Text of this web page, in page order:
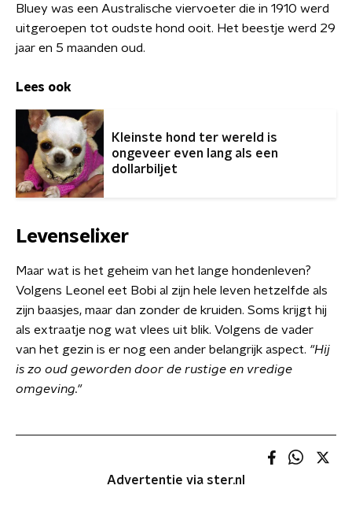
Bluey was een Australische viervoeter die in 1910 werd
uitgeroepen tot oudste hond ooit. Het beestje werd 29
jaar en 5 maanden oud.
Lees ook
Kleinste hond ter wereld is
ongeveer even lang als een
dollarbiljet
Levenselixer
Maar wat is het geheim van het lange hondenleven?
Volgens Leonel eet Bobi al zijn hele leven hetzelfde als
zijn baasjes, maar dan zonder de kruiden. Soms krijgt hij
als extraatje nog wat vlees uit blik. Volgens de vader
van het gezin is er nog een ander belangrijk aspect. "Hij
is zo oud geworden door de rustige en vredige
omgeving."
Advertentie via ster.nl